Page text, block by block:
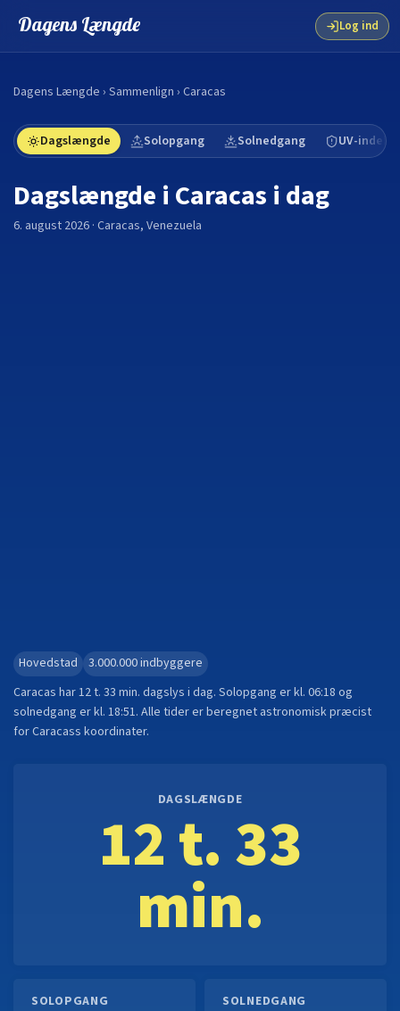
Dagens Længde Log ind
Dagens Længde › Sammenlign › Caracas
Dagslængde Solopgang Solnedgang UV-indeks
Dagslængde i Caracas i dag
6. august 2026 · Caracas, Venezuela
Hovedstad 3.000.000indbyggere
Caracas har12 t. 33 min. dagslys i dag. Solopgang er kl. 06:18 og
solnedgang er kl. 18:51. Alle tider er beregnet astronomisk præcist
forCaracass koordinater.
DAGSLÆNGDE
12 t. 33
min.
SOLOPGANG SOLNEDGANG